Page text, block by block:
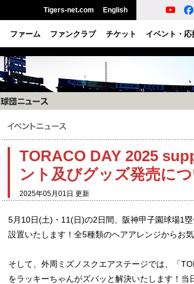
Tigers-net.com English
ファーム ファンクラブ チケット イベント・応
TORACO DAY 2025
ント及びグッズ発売に
2025年05月01日 更新
5月10日(土)・11(日)の2日間、阪神甲子園球場1
設置いたします！全5種類のヘアアレンジからお
そして、外周ミズノスクエアステージでは、「
をラッキーちゃんがズバッと解決いたします！当